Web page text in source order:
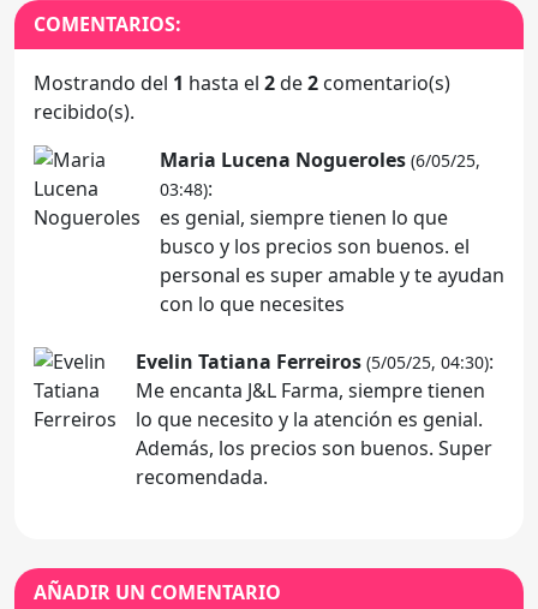
COMENTARIOS:
Mostrando del 1 hasta el 2de2 comentario(s)
recibido(s).
Maria Lucena Nogueroles (6/05/25,
03:48):
es genial, siempre tienen lo que
busco y los precios son buenos. el
personal es super amable y te ayudan
con lo que necesites
Evelin Tatiana Ferreiros (5/05/25, 04:30):
Me encanta J&L Farma, siempre tienen
lo que necesito y la atención es genial.
Además, los precios son buenos. Super
recomendada.
AÑADIR UN COMENTARIO